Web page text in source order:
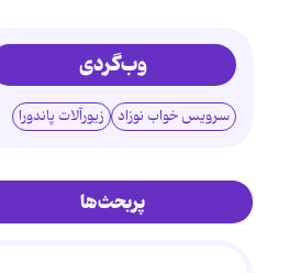
وب‌گردی
سرویس خواب نوزاد زیورآلات پاندورا
پربحث‌ها